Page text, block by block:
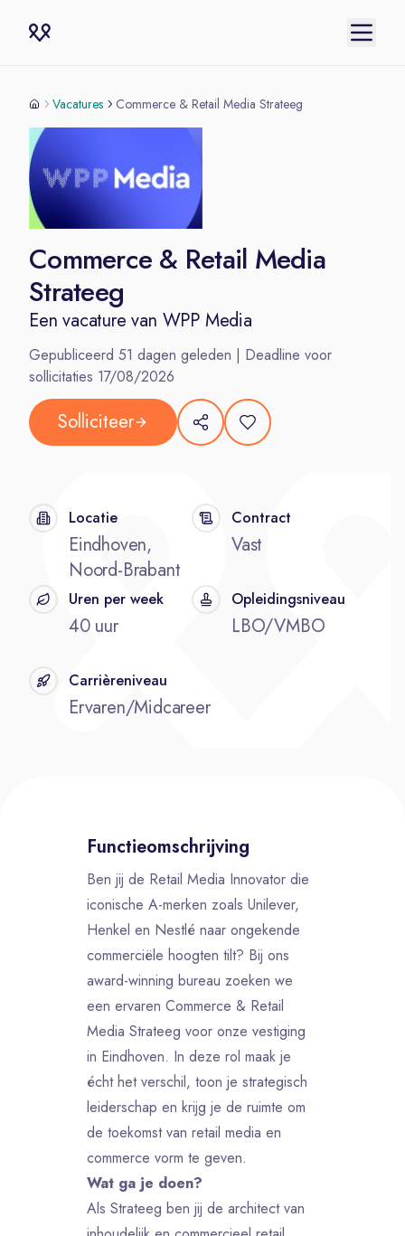
Vacatures Commerce & Retail Media Strateeg
Commerce & Retail Media
Strateeg
Een vacature van WPP Media
Gepubliceerd 51 dagen geleden | Deadline voor
sollicitaties 17/08/2026
Solliciteer
Locatie
Eindhoven,
Noord-Brabant
Contract
Vast
Uren per week
40 uur
Opleidingsniveau
LBO/VMBO
Carrièreniveau
Ervaren/Midcareer
Functieomschrijving
Ben jij de Retail Media Innovator die
iconische A-merken zoals Unilever,
Henkel en Nestlé naar ongekende
commerciële hoogten tilt? Bij ons
award-winning bureau zoeken we
een ervaren Commerce & Retail
Media Strateeg voor onze vestiging
in Eindhoven. In deze rol maak je
écht het verschil, toon je strategisch
leiderschap en krijg je de ruimte om
de toekomst van retail media en
commerce vorm te geven.
Wat ga je doen?
Als Strateeg ben jij de architect van